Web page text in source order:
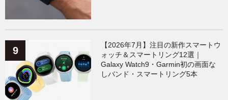
【2026年7月】注目の新作スマートウ
ォッチ＆スマートリング12選｜
Galaxy Watch9・Garmin初の画面な
しバンド・スマートリング5本